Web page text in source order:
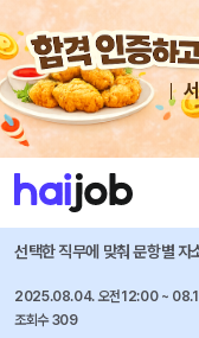
채용공고 자소서 자유항목 자
애드인에듀 즐겨찾기
생성형 AI를 활용한
선택한 직무에 맞춰 문항별 자
2025.08.04. 오전12:00 ~
조회수 309